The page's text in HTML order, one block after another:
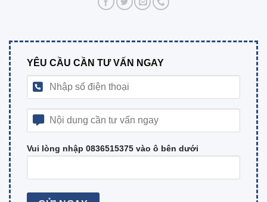
YÊU CẦU CẦN TƯ VẤN NGAY
Vui lòng nhập 0836515375 vào ô bên dưới